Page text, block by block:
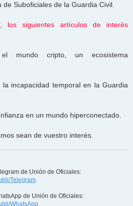
Suboficiales de la Guardia Civil.
los siguientes artículos de interés
mundo cripto, un ecosistema
incapacidad temporal en la Guardia
en un mundo hiperconectado.
sean de vuestro interés.
de Unión de Oficiales:
Telegram
de Unión de Oficiales:
WhatsApp